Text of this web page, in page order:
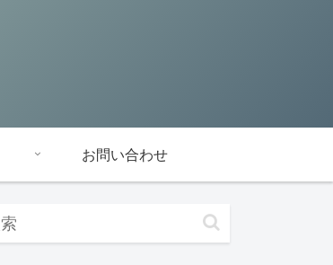
お問い合わせ